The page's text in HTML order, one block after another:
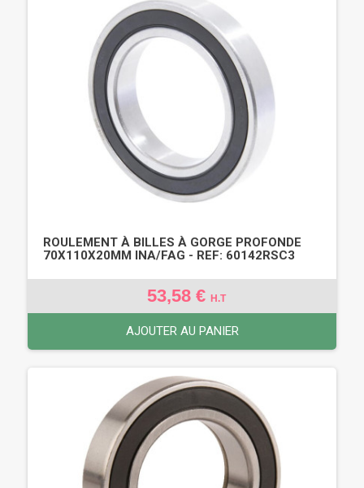
ROULEMENT À BILLES À GORGE PROFONDE
70X110X20MM INA/FAG - REF: 60142RSC3
53,58 € H.T
AJOUTER AU PANIER